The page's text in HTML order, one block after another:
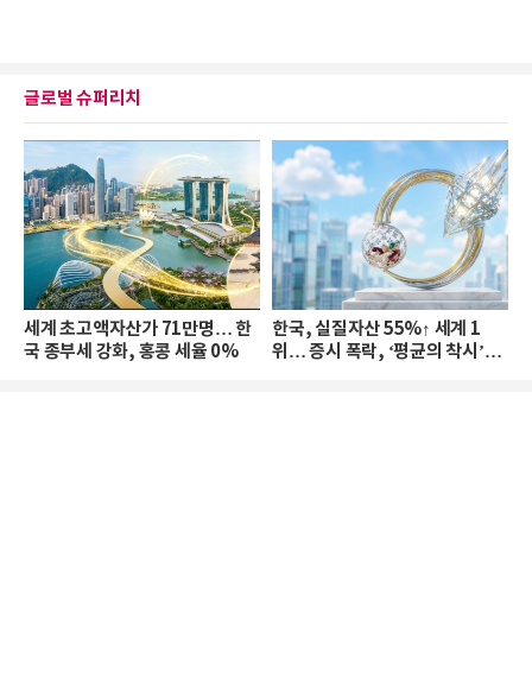
글로벌 슈퍼리치
세계 초고액자산가 71만명… 한
국 종부세 강화, 홍콩 세율 0%
한국, 실질자산 55%↑ 세계 1
위… 증시 폭락, ‘평균의 착시’와